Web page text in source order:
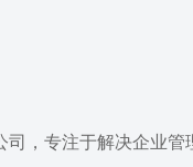
，专注于解决企业管